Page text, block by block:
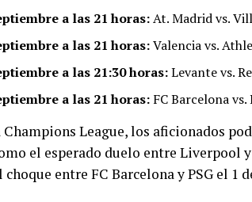
a las 21 horas:At. Madrid vs.
a las 21 horas:Valencia vs.
a las 21:30 horas:Levante vs.
a las 21 horas: FC Barcelona vs.
Champions League, los aficionados
el esperado duelo entre Liverpool
entre FC Barcelona y PSG el 1